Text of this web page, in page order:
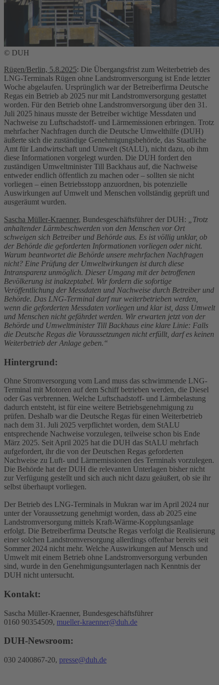
© DUH
Rügen/Berlin, 5.8.2025: Die Übergangsfrist zum Weiterbetrieb des
LNG-Terminals Rügen ohne Landstromversorgung ist Ende letzter
Woche abgelaufen. Ursprünglich war der Betreiberfirma Deutsche
Regas ein Betrieb ab 2025 nur mit Landstromversorgung gestattet
worden. Für den Betrieb ohne Landstromversorgung über den 31.
Juli 2025 hinaus musste der Betreiber wichtige Messdaten und
Nachweise zu Luftschadstoff- und Lärmemissionen erbringen. Trotz
mehrfacher Nachfragen durch die Deutsche Umwelthilfe (DUH)
äußerte sich die zuständige Genehmigungsbehörde, das Staatliche
Amt für Landwirtschaft und Umwelt (StALU), nicht dazu, ob ihm
diese Informationen vorgelegt wurden. Die DUH fordert den
zuständigen Umweltminister Till Backhaus auf, die Nachweise
entweder endlich öffentlich zu machen oder – sollten sie nicht
vorliegen – einen Betriebsstopp anzuordnen, bis potenzielle
Auswirkungen auf Umwelt und Menschen vollständig geprüft und
ausgeräumt wurden.
Sascha Müller-Kraenner, Bundesgeschäftsführer der DUH: „Trotz
anhaltender Lärmbeschwerden von den Menschen vor Ort
schweigen sich Betreiber und Behörde aus. Es ist völlig unklar, ob
der Behörde die geforderten Informationen vorliegen oder nicht.
Warum beantwortet die Behörde unsere mehrfachen Nachfragen
nicht? Eine Prüfung der Umweltwirkungen ist durch diese
Intransparenz unmöglich. Dieser Umgang mit der betroffenen
Bevölkerung ist inakzeptabel. Wir fordern die sofortige
Veröffentlichung der Messdaten und Nachweise durch Betreiber und
Behörde. Das LNG-Terminal darf nur weiterbetrieben werden,
wenn die geforderten Messdaten vorliegen und klar ist, dass Umwelt
und Menschen nicht gefährdet werden. Wir erwarten jetzt von der
Behörde und Umweltminister Till Backhaus eine klare Linie: Falls
die Deutsche Regas die Voraussetzungen nicht erfüllt, darf es keinen
Weiterbetrieb der Anlage geben.“
Hintergrund:
Ohne Stromversorgung vom Land muss das schwimmende LNG-
Terminal mit Motoren auf dem Schiff betrieben werden, die Diesel
oder Gas verbrennen. Welche Luftschadstoff- und Lärmbelastung
dadurch entsteht, ist für eine weitere Betriebsgenehmigung zu
prüfen. Deshalb war die Deutsche Regas für einen Weiterbetrieb
nach dem 31. Juli 2025 verpflichtet worden, dem StALU
entsprechende Nachweise vorzulegen, teilweise schon bis Ende
März 2025. Seit April 2025 hat die DUH das StALU mehrfach
aufgefordert, ihr die von der Deutschen Regas geforderten
Nachweise zu Luft- und Lärmemissionen des Terminals vorzulegen.
Die Behörde hat der DUH die relevanten Unterlagen bisher nicht
zur Verfügung gestellt und sich auch nicht dazu geäußert, ob sie ihr
selbst überhaupt vorliegen.
Der Betrieb des LNG-Terminals in Mukran war im April 2024 nur
unter der Voraussetzung genehmigt worden, dass ab 2025 eine
Landstromversorgung mittels Kraft-Wärme-Kopplungsanlage
erfolgt. Die Betreiberfirma Deutsche Regas verfolgt die Realisierung
einer solchen Landstromversorgung allerdings offenbar bereits seit
Sommer 2024 nicht mehr. Welche Auswirkungen auf Mensch und
Umwelt mit einem Betrieb ohne Landstromversorgung verbunden
sind, wurde in den Genehmigungsunterlagen nach Kenntnis der
DUH nicht untersucht.
Kontakt:
Sascha Müller-Kraenner, Bundesgeschäftsführer
0160 90354509, mueller-kraenner@duh.de
DUH-Newsroom:
030 2400867-20, presse@duh.de